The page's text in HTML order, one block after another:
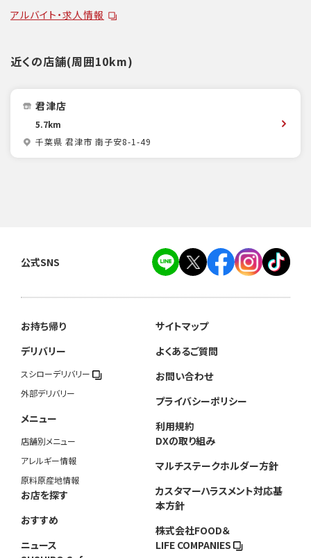
アルバイト・求人情報
近くの店舗(周囲10km)
君津店
5.7km
千葉県 君津市 南子安8-1-49
公式SNS
お持ち帰り
デリバリー
スシローデリバリー
外部デリバリー
メニュー
店舗別メニュー
アレルギー情報
原料原産地情報
お店を探す
おすすめ
ニュース
サイトマップ
よくあるご質問
お問い合わせ
プライバシーポリシー
利用規約
DXの取り組み
マルチステークホルダー方針
カスタマーハラスメント対応基
本方針
株式会社FOOD＆
LIFE COMPANIES